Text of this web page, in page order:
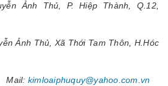
Ảnh Thủ, P. Hiệp Thành, Q.12,
Ảnh Thủ, Xã Thới Tam Thôn, H.Hóc
Mail: kimloaiphuquy@yahoo.com.vn